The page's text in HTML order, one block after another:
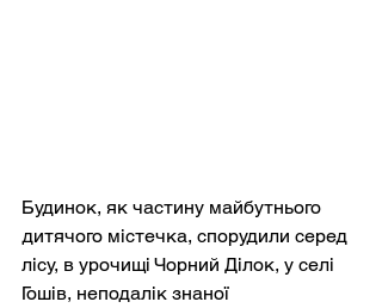
Будинок, як частину майбутнього
дитячого містечка, спорудили серед
лісу, в урочищі Чорний Ділок, у селі
Гошів, неподалік знаної